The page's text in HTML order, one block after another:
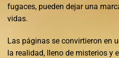
fugaces, pueden dejar una
vidas.
Las páginas se convirtieron en
la realidad, lleno de misterios y